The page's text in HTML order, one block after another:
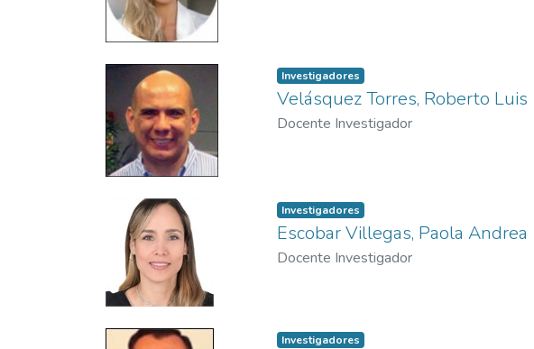
Investigadores
Velásquez Torres, Roberto Luis
Docente Investigador
Investigadores
Escobar Villegas, Paola Andrea
Docente Investigador
Investigadores